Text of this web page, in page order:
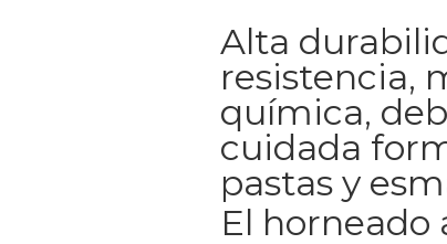
Alta
resistencia,
química,
cuidada
pastas y
El horneado